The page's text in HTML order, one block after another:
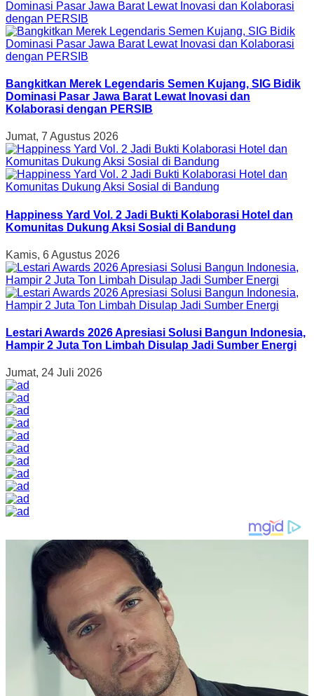
Bangkitkan Merek Legendaris Semen Kujang, SIG Bidik
Dominasi Pasar Jawa Barat Lewat Inovasi dan
Kolaborasi dengan PERSIB
Jumat, 7 Agustus 2026
Happiness Yard Vol. 2 Jadi Bukti Kolaborasi Hotel dan
Komunitas Dukung Aksi Sosial di Bandung
Kamis, 6 Agustus 2026
Lestari Awards 2026 Apresiasi Solusi Bangun Indonesia,
Hampir 2 Juta Ton Limbah Disulap Jadi Sumber Energi
Jumat, 24 Juli 2026